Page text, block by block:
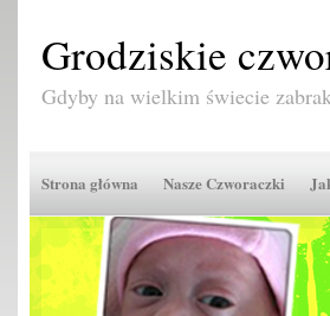
Grodziskie
Gdyby na wielkim świecie
Strona główna Nasze Czworaczki